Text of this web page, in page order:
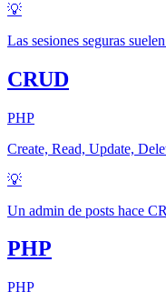
💡
Las sesiones seguras
CRUD
PHP
Create, Read, Update,
💡
Un admin de posts hace
PHP
PHP